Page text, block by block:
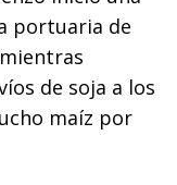
portuaria de
de soja a los
maíz por